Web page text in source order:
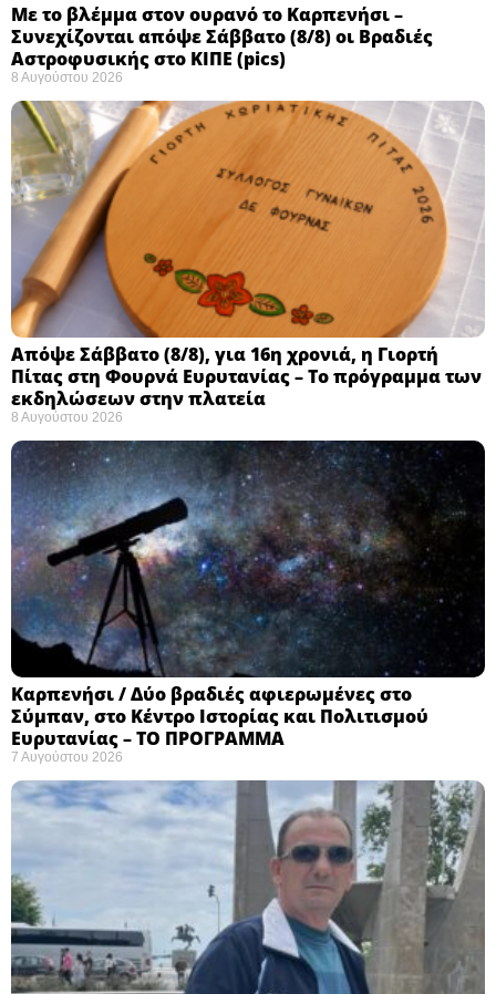
Με το βλέμμα στον ουρανό το Καρπενήσι –
Συνεχίζονται απόψε Σάββατο (8/8) οι Βραδιές
Αστροφυσικής στο ΚΙΠΕ (pics)
8 Αυγούστου 2026
Απόψε Σάββατο (8/8), για 16η χρονιά, η Γιορτή
Πίτας στη Φουρνά Ευρυτανίας – Το πρόγραμμα των
εκδηλώσεων στην πλατεία
8 Αυγούστου 2026
Καρπενήσι / Δύο βραδιές αφιερωμένες στο
Σύμπαν, στο Κέντρο Ιστορίας και Πολιτισμού
Ευρυτανίας – ΤΟ ΠΡΟΓΡΑΜΜΑ
7 Αυγούστου 2026